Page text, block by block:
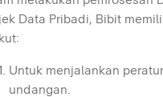
Data Pribadi, Bibit
Untuk menjalankan
undangan.